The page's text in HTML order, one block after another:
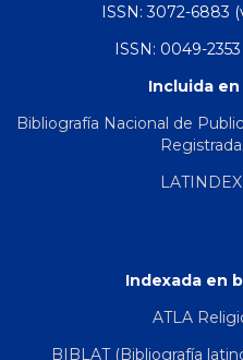
ISSN: 3072-6883
ISSN: 0049-
Incluida
Bibliografía Nacional de
Indexada en
ATLA
BIBLAT (Bibliografía